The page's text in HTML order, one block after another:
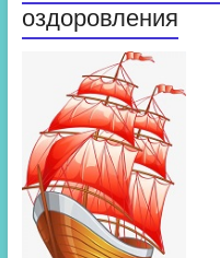
оздоровления